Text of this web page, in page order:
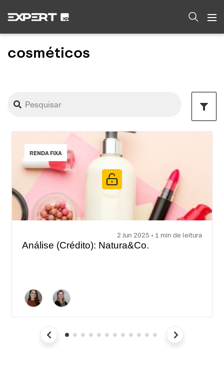
cosméticos
RENDA FIXA
2 Jun 2025 • 1 min de leitura
Análise (Crédito): Natura&Co.